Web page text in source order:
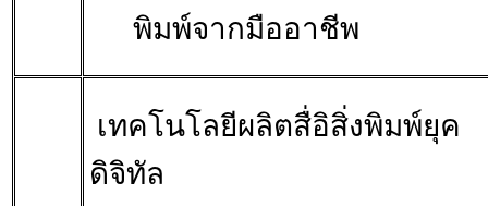
พิมพ์จากมืออาชีพ
เทคโนโลยีผลิตสื่อิสิ่งพิมพ์ยุค
ดิจิทัล